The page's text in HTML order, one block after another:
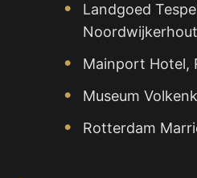
Landgoed
Noordwijkerhout
Mainport Hotel,
Museum
Rotterdam